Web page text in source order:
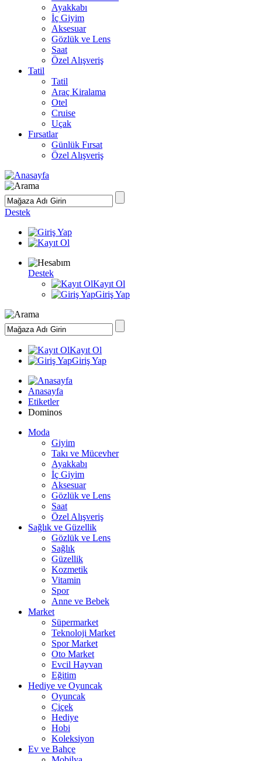
Ayakkabı
İç Giyim
Aksesuar
Gözlük ve Lens
Saat
Özel Alışveriş
Tatil
Tatil
Araç Kiralama
Otel
Cruise
Uçak
Fırsatlar
Günlük Fırsat
Özel Alışveriş
Destek
Destek
Kayıt Ol
Giriş Yap
Kayıt Ol
Giriş Yap
Anasayfa
Etiketler
Dominos
Moda
Giyim
Takı ve Mücevher
Ayakkabı
İç Giyim
Aksesuar
Gözlük ve Lens
Saat
Özel Alışveriş
Sağlık ve Güzellik
Gözlük ve Lens
Sağlık
Güzellik
Kozmetik
Vitamin
Spor
Anne ve Bebek
Market
Süpermarket
Teknoloji Market
Spor Market
Oto Market
Evcil Hayvan
Eğitim
Hediye ve Oyuncak
Oyuncak
Çiçek
Hediye
Hobi
Koleksiyon
Ev ve Bahçe